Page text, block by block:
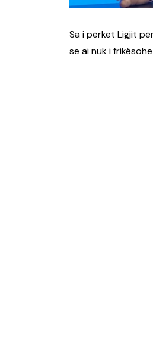
Sa i përket Ligjit
se ai nuk i